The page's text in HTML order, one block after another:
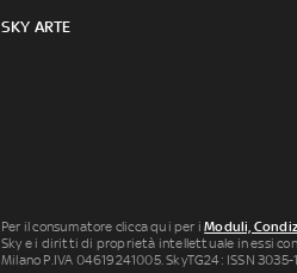
SKY ARTE
Per il consumatore clicca qui per iModuli,
Sky e i diritti di proprietà intellettuale in essi
Milano P.IVA 04619241005. SkyTG24: ISSN